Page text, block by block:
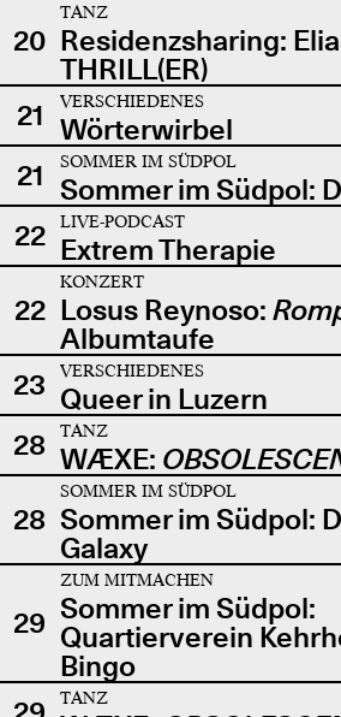
20
TANZ
Residenzsharing:
THRILL(ER)
21
VERSCHIEDENES
Wörterwirbel
21
SOMMER IM SÜDPOL
Sommer im Südpol:
22
LIVE-PODCAST
Extrem Therapie
22
KONZERT
Losus Reynoso:
Albumtaufe
23
VERSCHIEDENES
Queer in Luzern
28
TANZ
WÆXE:
28
SOMMER IM SÜDPOL
Sommer im Südpol:
Galaxy
29
ZUM MITMACHEN
Sommer im Südpol:
Quartierverein
Bingo
TANZ